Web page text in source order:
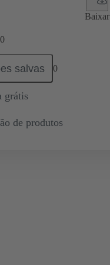
Baixar
0
salvas 0
grátis
de produtos